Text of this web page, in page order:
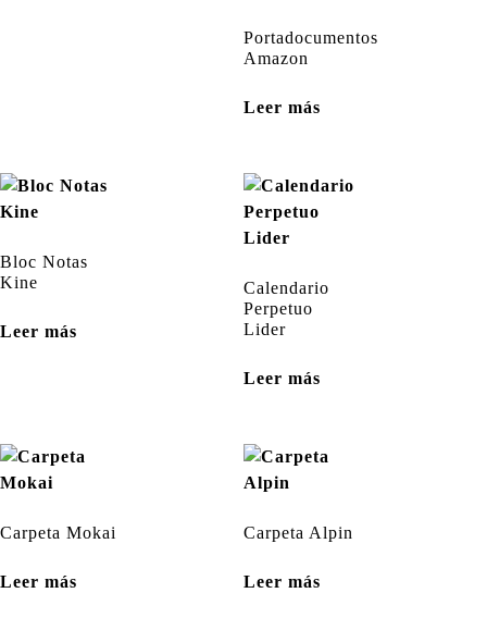
Portadocumentos
Amazon
Leer más
Bloc Notas
Kine
Leer más
Calendario
Perpetuo
Lider
Leer más
Carpeta Mokai
Leer más
Carpeta Alpin
Leer más